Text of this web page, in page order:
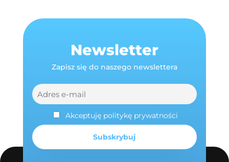
Newsletter
Zapisz się do naszego newslettera
Akceptuję politykę prywatności